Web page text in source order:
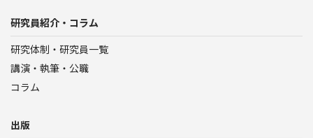
研究員紹介・コラム
研究体制・研究員一覧
講演・執筆・公職
コラム
出版